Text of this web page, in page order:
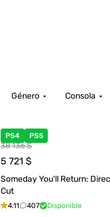
Género Consola
PS4 PS5
38 136 $
5 721$
Someday You'll Return:
Cut
4.11 407 Disponible